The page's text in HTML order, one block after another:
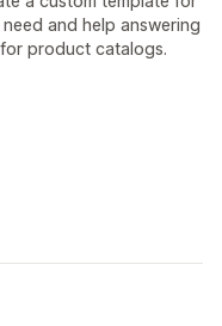
and help answering
product catalogs.